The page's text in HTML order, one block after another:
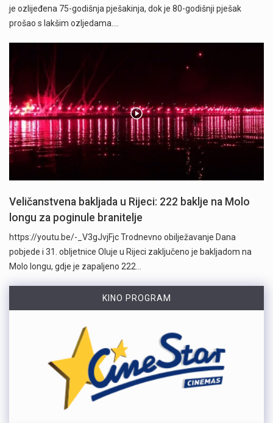
je ozlijeđena 75-godišnja pješakinja, dok je 80-godišnji pješak
prošao s lakšim ozljedama.…
Veličanstvena bakljada u Rijeci: 222 baklje na Molo
longu za poginule branitelje
https://youtu.be/-_V3gJvjFjc Trodnevno obilježavanje Dana
pobjede i 31. obljetnice Oluje u Rijeci zaključeno je bakljadom na
Molo longu, gdje je zapaljeno 222…
KINO PROGRAM